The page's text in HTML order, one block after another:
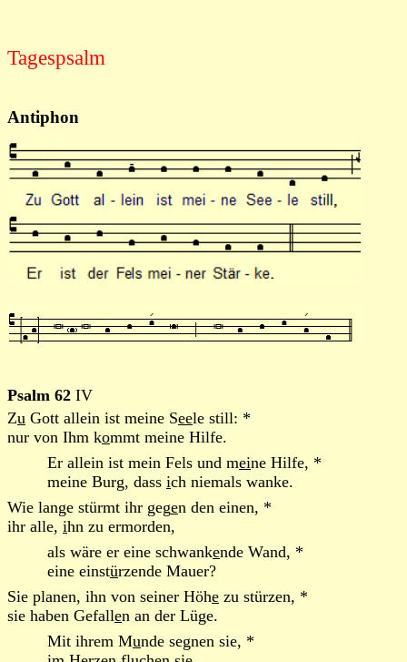
Tagespsalm
Antiphon
Psalm 62 IV
Zu Gott allein ist meine Seele still: *
nur von Ihm kommt meine Hilfe.
Er allein ist mein Fels und meine Hilfe, *
meine Burg, dass ich niemals wanke.
Wie lange stürmt ihr gegen den einen, *
ihr alle, ihn zu ermorden,
als wäre er eine schwankende Wand, *
eine einstürzende Mauer?
Sie planen, ihn von seiner Höhe zu stürzen, *
sie haben Gefallen an der Lüge.
Mit ihrem Munde segnen sie, *